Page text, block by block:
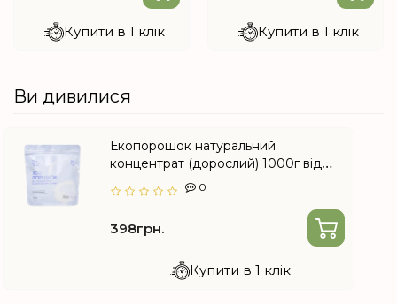
Купити в 1 клік Купити в 1 клік
Ви дивилися
Екопорошок натуральний
концентрат (дорослий) 1000г від
0
398грн.
Купити в 1 клік